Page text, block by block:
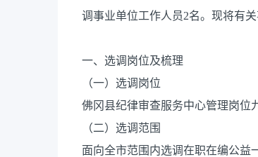
调事业单位工作人员2名。现将有关
一、选调岗位及梳理
（一）选调岗位
佛冈县纪律审查服务中心管理岗位
（二）选调范围
面向全市范围内选调在职在编公益